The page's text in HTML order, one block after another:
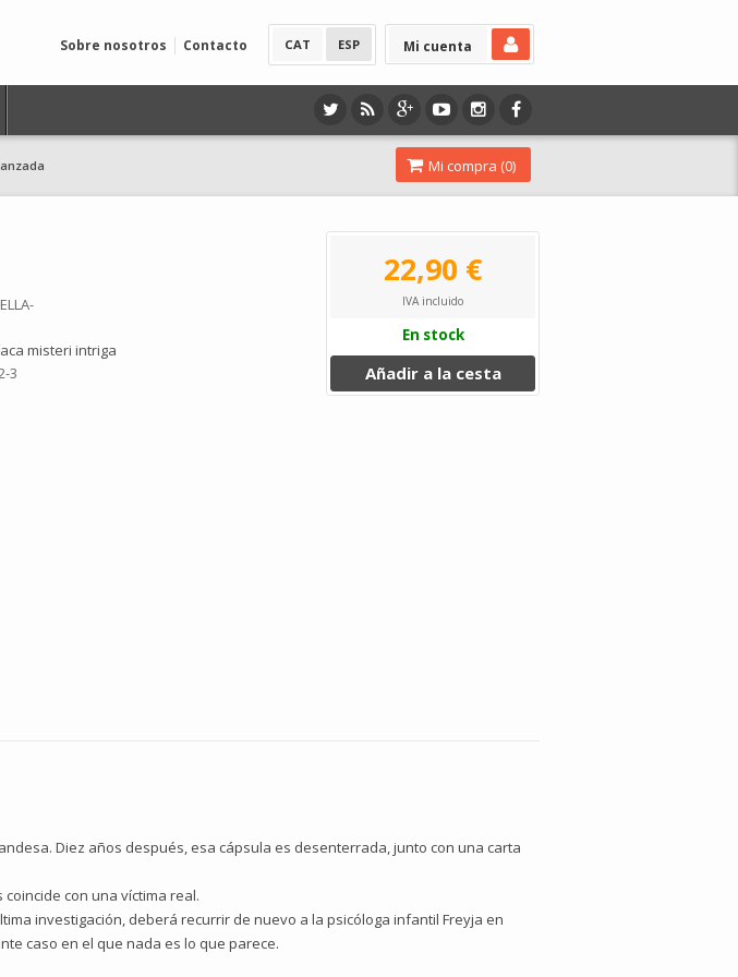
Mi cuenta
CAT ESP
Sobre nosotros Contacto
Mi compra (0)
misteri intriga
3
22,90 €
IVA incluido
En stock
Añadir a la cesta
Diez años después, esa cápsula es desenterrada, junto con una carta
con una víctima real.
investigación, deberá recurrir de nuevo a la psicóloga infantil Freyja en
caso en el que nada es lo que parece.